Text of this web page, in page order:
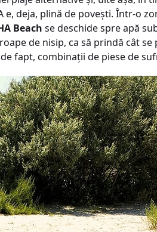
deja, plină de poveşti. Într-o
Beach se deschide spre apă
de nisip, ca să prindă cât
fapt, combinaţii de piese de